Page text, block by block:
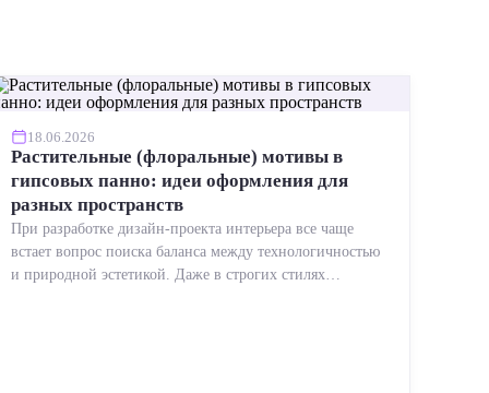
18.06.2026
Растительные (флоральные) мотивы в
гипсовых панно: идеи оформления для
разных пространств
При разработке дизайн-проекта интерьера все чаще
встает вопрос поиска баланса между технологичностью
и природной эстетикой. Даже в строгих стилях